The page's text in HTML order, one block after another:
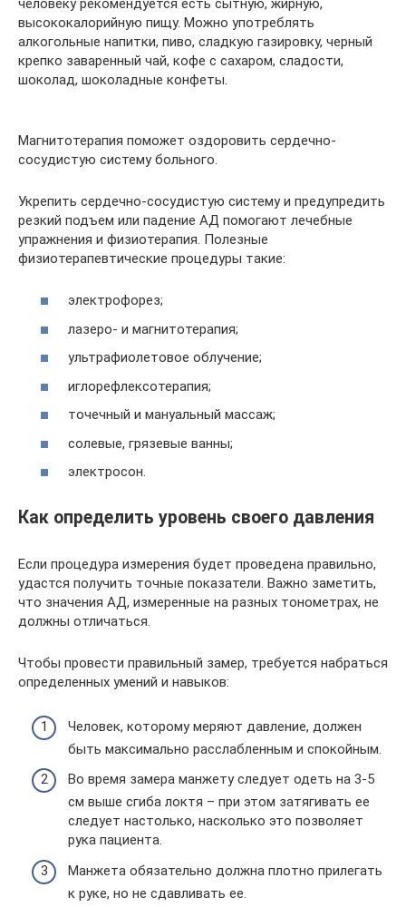
высококалорийную пищу. Можно употреблять
алкогольные напитки, пиво, сладкую газировку, черный
крепко заваренный чай, кофе с сахаром, сладости,
шоколад, шоколадные конфеты.
Магнитотерапия поможет оздоровить сердечно-
сосудистую систему больного.
Укрепить сердечно-сосудистую систему и предупредить
резкий подъем или падение АД помогают лечебные
упражнения и физиотерапия. Полезные
физиотерапевтические процедуры такие:
электрофорез;
лазеро- и магнитотерапия;
ультрафиолетовое облучение;
иглорефлексотерапия;
точечный и мануальный массаж;
солевые, грязевые ванны;
электросон.
Как определить уровень своего давления
Если процедура измерения будет проведена правильно,
удастся получить точные показатели. Важно заметить,
что значения АД, измеренные на разных тонометрах, не
должны отличаться.
Чтобы провести правильный замер, требуется набраться
определенных умений и навыков:
Человек, которому меряют давление, должен
быть максимально расслабленным и спокойным.
Во время замера манжету следует одеть на 3-5
см выше сгиба локтя – при этом затягивать ее
следует настолько, насколько это позволяет
рука пациента.
Манжета обязательно должна плотно прилегать
к руке, но не сдавливать ее.